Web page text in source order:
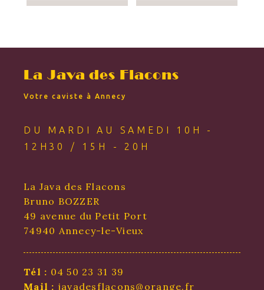
La Java des Flacons
Votre caviste à Annecy
DU MARDI AU SAMEDI 10H -
12H30 / 15H - 20H
La Java des Flacons
Bruno BOZZER
49 avenue du Petit Port
74940 Annecy-le-Vieux
Tél : 04 50 23 31 39
Mail : javadesflacons@orange.fr